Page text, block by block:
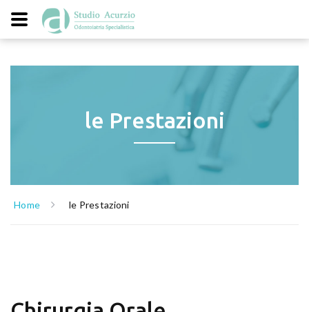
le Prestazioni
Home le Prestazioni